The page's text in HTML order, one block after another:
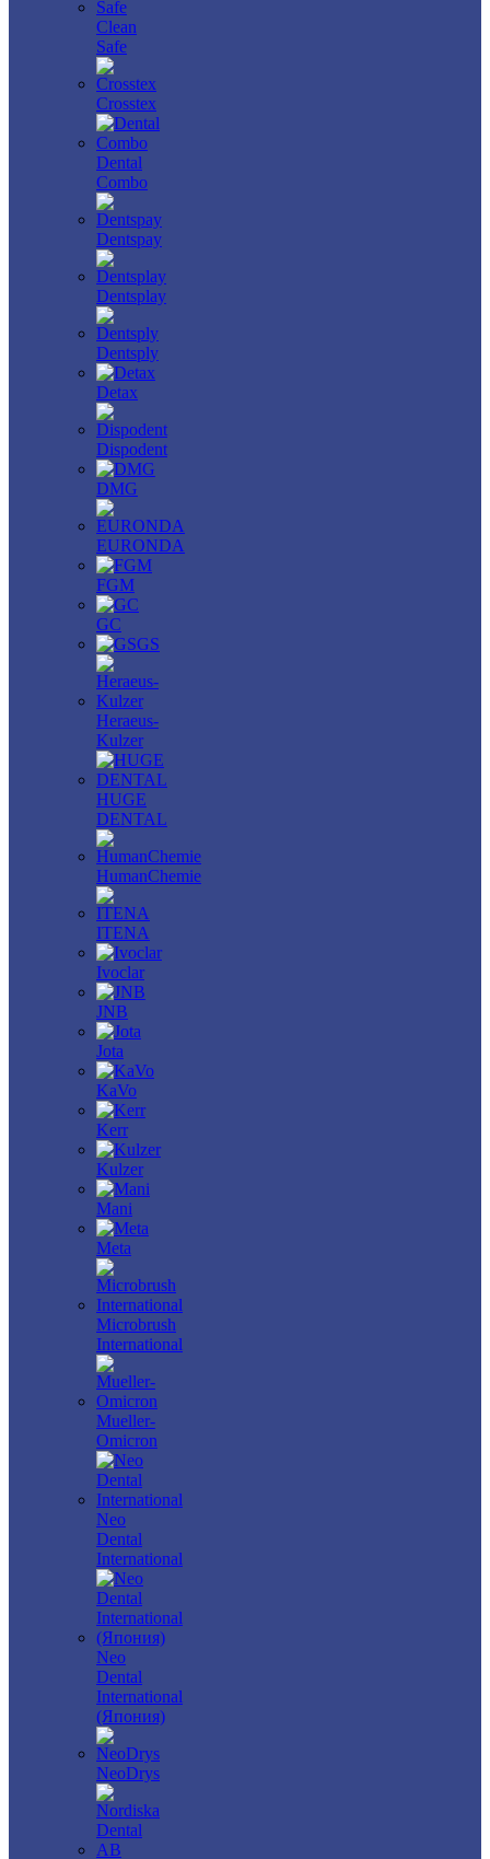
Clean
Safe
Crosstex
Dental
Combo
Dentspay
Dentsplay
Dentsply
Detax
Dispodent
DMG
EURONDA
FGM
GC
GS
Heraeus-
Kulzer
HUGE
DENTAL
HumanChemie
ITENA
Ivoclar
JNB
Jota
KaVo
Kerr
Kulzer
Mani
Meta
Microbrush
International
Mueller-
Omicron
Neo
Dental
International
Neo
Dental
International
(Япония)
NeoDrys